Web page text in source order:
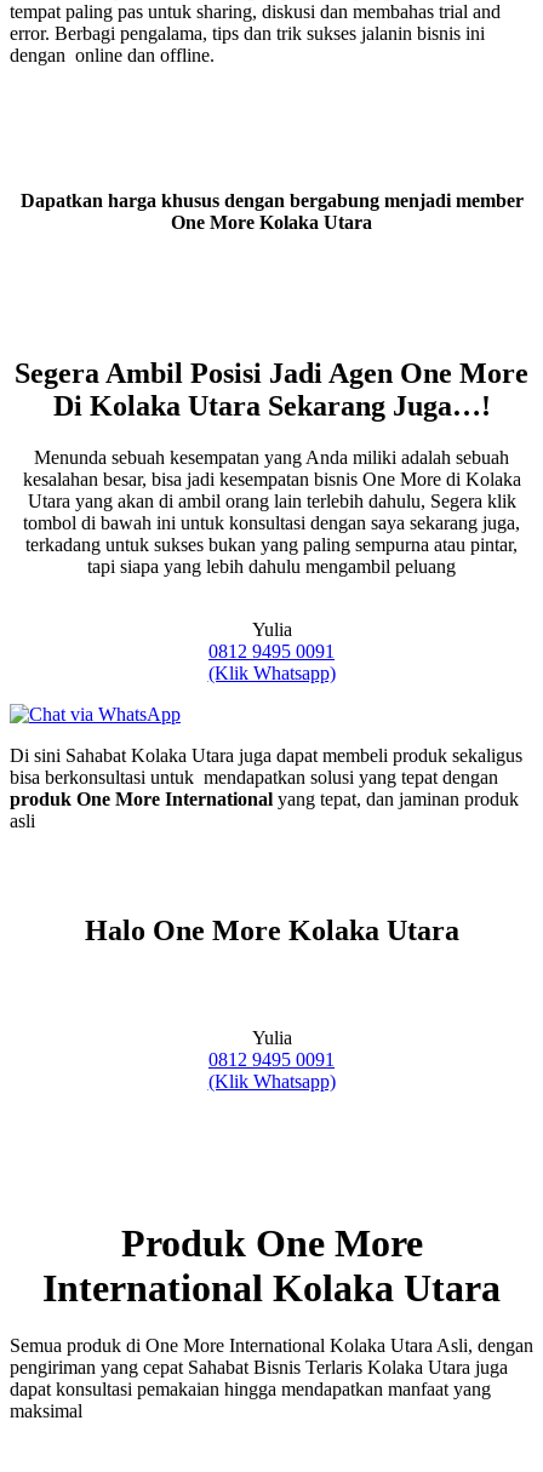
tempat paling pas untuk sharing, diskusi dan membahas trial and
error. Berbagi pengalama, tips dan trik sukses jalanin bisnis ini
dengan online dan offline.
Dapatkan harga khusus dengan bergabung menjadi member
One More Kolaka Utara
Segera Ambil Posisi Jadi Agen One More
Di Kolaka Utara Sekarang Juga…!
Menunda sebuah kesempatan yang Anda miliki adalah sebuah
kesalahan besar, bisa jadi kesempatan bisnis One More di Kolaka
Utara yang akan di ambil orang lain terlebih dahulu, Segera klik
tombol di bawah ini untuk konsultasi dengan saya sekarang juga,
terkadang untuk sukses bukan yang paling sempurna atau pintar,
tapi siapa yang lebih dahulu mengambil peluang
Yulia
0812 9495 0091
(Klik Whatsapp)
Di sini Sahabat Kolaka Utara juga dapat membeli produk sekaligus
bisa berkonsultasi untuk mendapatkan solusi yang tepat dengan
produk One More International yang tepat, dan jaminan produk
asli
Halo One More Kolaka Utara
Yulia
0812 9495 0091
(Klik Whatsapp)
Produk One More
International Kolaka Utara
Semua produk di One More International Kolaka Utara Asli, dengan
pengiriman yang cepat Sahabat Bisnis Terlaris Kolaka Utara juga
dapat konsultasi pemakaian hingga mendapatkan manfaat yang
maksimal